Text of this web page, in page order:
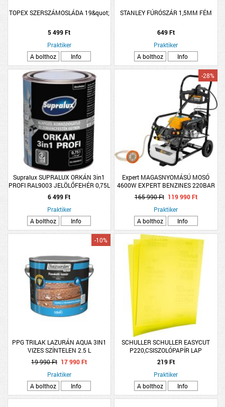
TOPEX SZERSZÁMOSLÁDA 19&quot;
5 499 Ft
Praktiker
A bolthoz
Info
STANLEY FÚRÓSZÁR 1,5MM FÉM
649 Ft
Praktiker
A bolthoz
Info
Supralux SUPRALUX ORKÁN 3in1
PROFI RAL9003 JELÖLŐFEHÉR 0,75L
6 499 Ft
Praktiker
A bolthoz
Info
Expert MAGASNYOMÁSÚ MOSÓ
4600W EXPERT BENZINES 220BAR
NÉGYÜMETŰ
-28%
165 990 Ft 119 990 Ft
Praktiker
A bolthoz
Info
PPG TRILAK LAZURÁN AQUA 3IN1
VIZES SZÍNTELEN 2.5 L
-10%
19 990 Ft 17 990 Ft
Praktiker
A bolthoz
Info
SCHULLER SCHULLER EASYCUT
P220,CSISZOLÓPAPÍR LAP
230X280MM
219 Ft
Praktiker
A bolthoz
Info